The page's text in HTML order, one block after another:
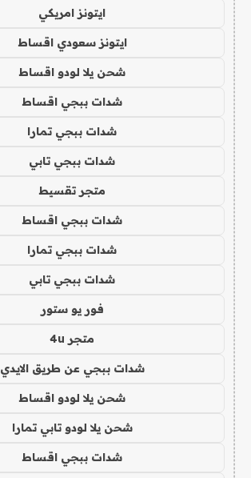
ايتونز امريكي
ايتونز سعودي اقساط
شحن يلا لودو اقساط
شدات ببجي اقساط
شدات ببجي تمارا
شدات ببجي تابي
متجر تقسيط
شدات ببجي اقساط
شدات ببجي تمارا
شدات ببجي تابي
فور يو ستور
متجر 4u
شدات ببجي عن طريق الايدي
شحن يلا لودو اقساط
شحن يلا لودو تابي تمارا
شدات ببجي اقساط